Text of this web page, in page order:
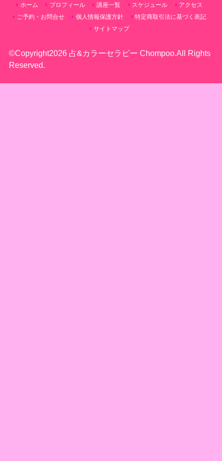
ホーム プロフィール 講座一覧 スケジュール
アクセス
ご予約・お問合せ
個人情報保護方針
特定商取引法に基づく表記
サイトマップ
©Copyright2026 占&カラーセラピー Chompoo.All Rights
Reserved.